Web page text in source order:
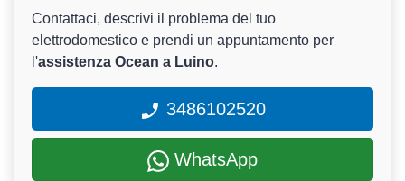
Contattaci, descrivi il problema del tuo
elettrodomestico e prendi un appuntamento per
l'assistenza Ocean a Luino.
3486102520
WhatsApp